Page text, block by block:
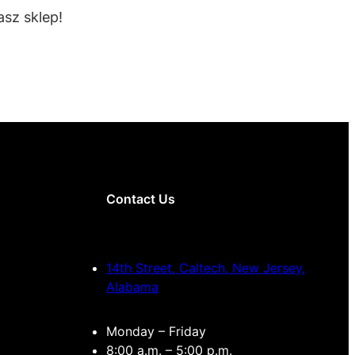
sklep!
Contact Us
14th Street, Caltech, New Jersey,
Alabama
Monday – Friday
8:00 a.m. – 5:00 p.m.